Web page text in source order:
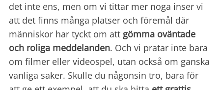
det inte ens, men om vi tittar mer noga inser vi
att det finns många platser och föremål där
människor har tyckt om att gömma oväntade
och roliga meddelanden. Och vi pratar inte bara
om filmer eller videospel, utan också om ganska
vanliga saker. Skulle du någonsin tro, bara för